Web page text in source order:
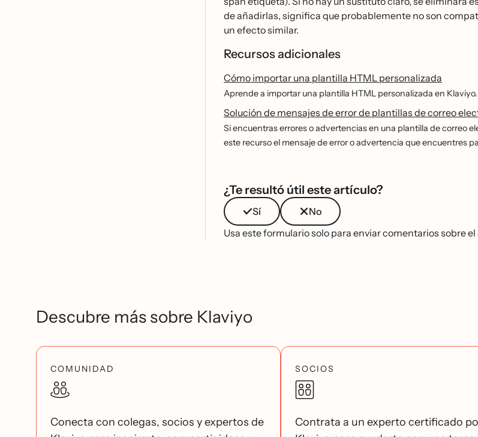
de añadirlas, significa que probablemente no son
un efecto similar.
Recursos adicionales
Cómo importar una plantilla HTML personalizada
Aprende a importar una plantilla HTML personalizada en Klaviyo.
Solución de mensajes de error de plantillas de correo
Si encuentras errores o advertencias en una plantilla de correo
este recurso el mensaje de error o advertencia que encuentres
¿Te resultó útil este artículo?
Sí
No
Usa este formulario solo para enviar comentarios sobre el
Descubre más sobre Klaviyo
COMUNIDAD
Conecta con colegas, socios y expertos de
SOCIOS
Contrata a un experto certificado